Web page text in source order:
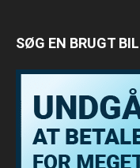
SØG EN BRUGT BIL